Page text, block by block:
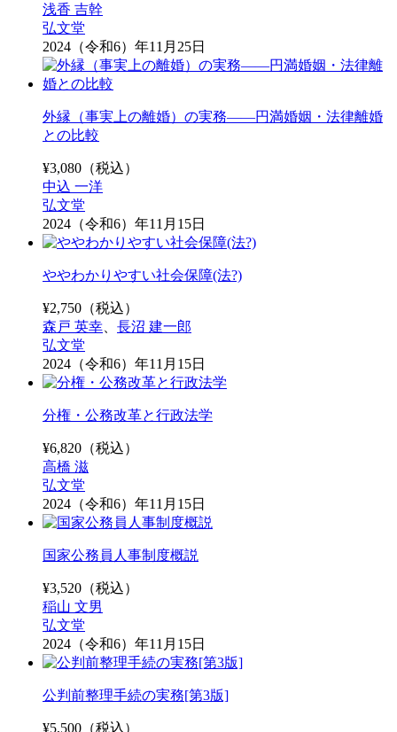
浅香 吉幹
弘文堂
2024（令和6）年11月25日
外縁（事実上の離婚）の実務――円満婚姻・法律離婚
との比較
¥3,080 （税込）
中込 一洋
弘文堂
2024（令和6）年11月15日
ややわかりやすい社会保障(法?)
¥2,750 （税込）
森戸 英幸
長沼 建一郎
弘文堂
2024（令和6）年11月15日
分権・公務改革と行政法学
¥6,820 （税込）
高橋 滋
弘文堂
2024（令和6）年11月15日
国家公務員人事制度概説
¥3,520 （税込）
稲山 文男
弘文堂
2024（令和6）年11月15日
公判前整理手続の実務[第3版]
¥5,500 （税込）